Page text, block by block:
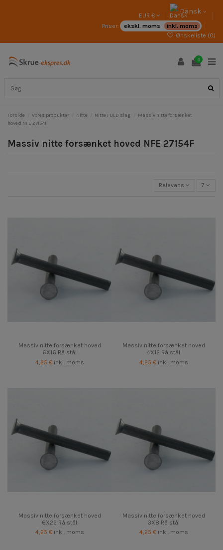
EUR € Dansk
Priser: ekskl. moms
inkl. moms
Ønskeliste (0)
0
Forside Vores produkter Nitte Nitte FULD slag
Massiv nitte forsænket
hoved NFE 27154F
Massiv nitte forsænket hoved NFE 27154F
Relevans 7
Massiv nitte forsænket hoved
6X16 Rå stål
4,25 € inkl. moms
Massiv nitte forsænket hoved
4X12 Rå stål
4,25 € inkl. moms
Massiv nitte forsænket hoved
6X22 Rå stål
4,25 € inkl. moms
Massiv nitte forsænket hoved
3X8 Rå stål
4,25 € inkl. moms